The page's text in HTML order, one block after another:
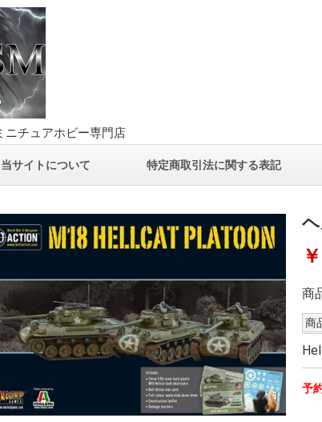
ニチュアホビー専門店
当サイトについて 特定商取引法に関する表記
商
商
予